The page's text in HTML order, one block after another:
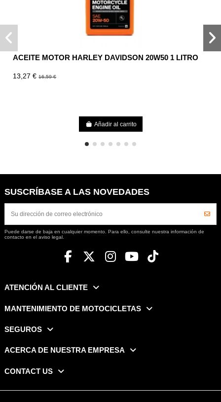
ACEITE MOTOR HARLEY DAVIDSON 20W50 1 LITRO
13,27 €16,59 €
Añadir al carrito
SUSCRÍBASE A LAS NOVEDADES
Puede darse de baja en cualquier momento. Para ello, consulte nuestra información de
contacto en el aviso legal.
ATENCIÓN AL CLIENTE
MANTENIMIENTO DE MOTOCICLETAS
SEGUROS
ACERCA DE NUESTRA EMPRESA
CONTACT US